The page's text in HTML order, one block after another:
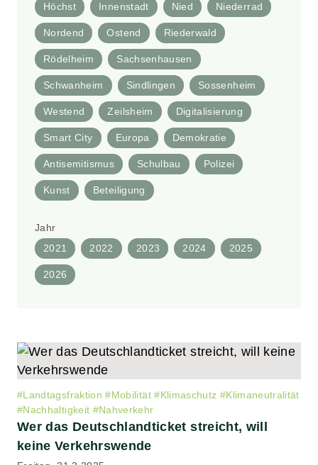
Höchst Innenstadt Nied Niederrad
Nordend Ostend Riederwald
Rödelheim Sachsenhausen
Schwanheim Sindlingen Sossenheim
Westend Zeilsheim Digitalisierung
Smart City Europa Demokratie
Antisemitismus Schulbau Polizei
Kunst Beteiligung
Jahr
2021
2022 2023 2024 2025
2026
#Landtagsfraktion #Mobilität #Klimaschutz #Klimaneutralität
#Nachhaltigkeit #Nahverkehr
Wer das Deutschlandticket streicht, will
keine Verkehrswende